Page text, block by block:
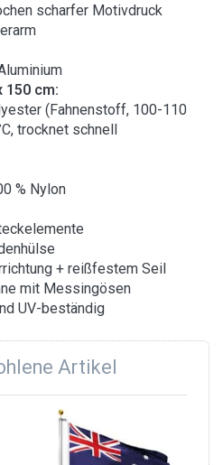
scharfer Motivdruck
150 cm:
(Fahnenstoff, 100-110
trocknet schnell
% Nylon
+ reißfestem Seil
mit Messingösen
UV-beständig
Artikel